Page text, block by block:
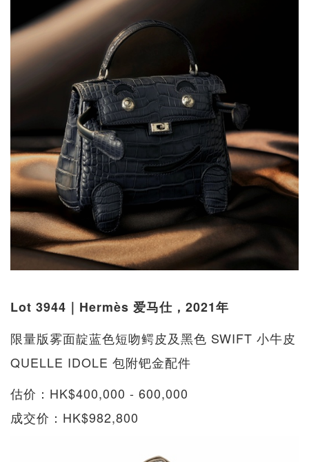
Lot 3944｜Hermès 爱马仕，2021年
限量版雾面靛蓝色短吻鳄皮及黑色 SWIFT 小牛皮
QUELLE IDOLE 包附钯金配件
估价：HK$400,000 - 600,000
成交价：HK$982,800